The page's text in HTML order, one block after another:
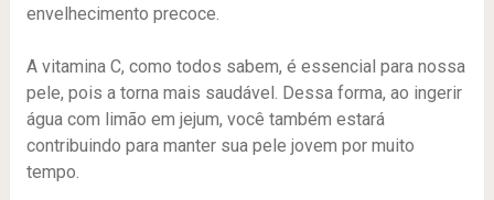
envelhecimento precoce.
A vitamina C, como todos sabem, é essencial para nossa
pele, pois a torna mais saudável. Dessa forma, ao ingerir
água com limão em jejum, você também estará
contribuindo para manter sua pele jovem por muito
tempo.